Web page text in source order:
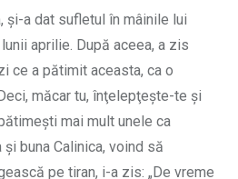
şi-a dat sufletul în mâinile lui
aprilie. După aceea, a zis
ce a pătimit aceasta, ca o
măcar tu, înţelepţeşte-te şi
mai mult unele ca
buna Calinica, voind să
pe tiran, i-a zis: „De vreme